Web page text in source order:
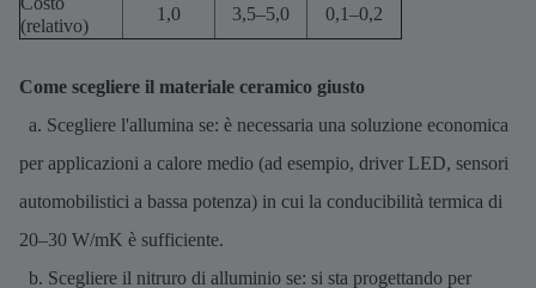
(relativo)
1,0 3,5–5,0 0,1–0,2
Come scegliere il materiale ceramico giusto
a. Scegliere l'allumina se: è necessaria una soluzione economica
per applicazioni a calore medio (ad esempio, driver LED, sensori
automobilistici a bassa potenza) in cui la conducibilità termica di
20–30 W/mK è sufficiente.
b. Scegliere il nitruro di alluminio se: si sta progettando per